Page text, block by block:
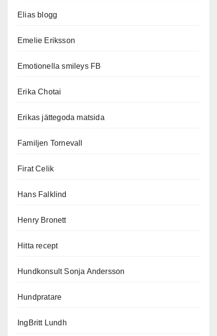
Elias blogg
Emelie Eriksson
Emotionella smileys FB
Erika Chotai
Erikas jättegoda matsida
Familjen Tornevall
Firat Celik
Hans Falklind
Henry Bronett
Hitta recept
Hundkonsult Sonja Andersson
Hundpratare
IngBritt Lundh